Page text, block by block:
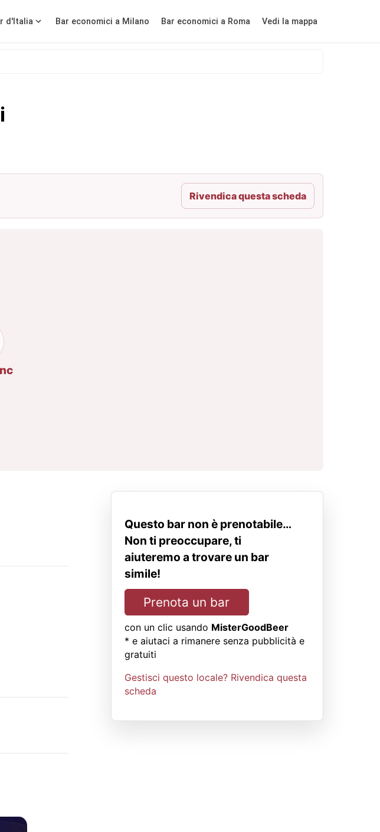
d'Italia Bar economici a Milano Bar economici a Roma Vedi la mappa
Rivendica questa scheda
Questo bar non è prenotabile…
Non ti preoccupare, ti
aiuteremo a trovare un bar
simile!
Prenota un bar
con un clic usando MisterGoodBeer
* e aiutaci a rimanere senza pubblicità e
gratuiti
Gestisci questo locale? Rivendica questa
scheda